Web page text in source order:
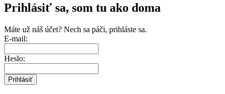
Prihlásiť sa, som tu ako doma
Máte už náš účet? Nech sa páči, prihláste sa.
E-mail:
Heslo: